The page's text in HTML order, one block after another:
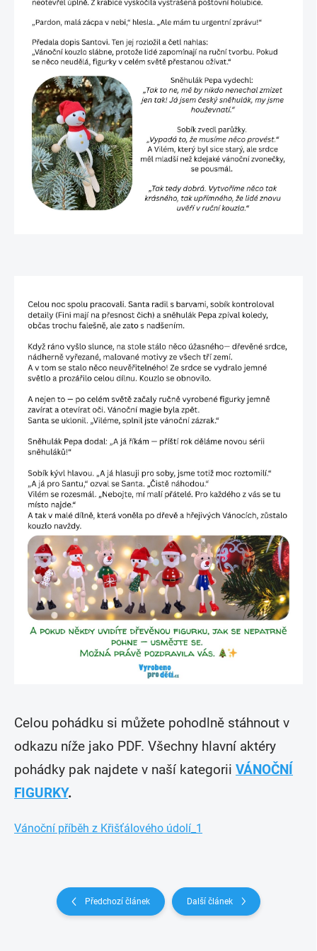
Celou pohádku si můžete pohodlně stáhnout v
odkazu níže jako PDF. Všechny hlavní aktéry
pohádky pak najdete v naší kategorii VÁNOČNÍ
FIGURKY.
Vánoční příběh z Křišťálového údolí_1
Předchozí článek Další článek